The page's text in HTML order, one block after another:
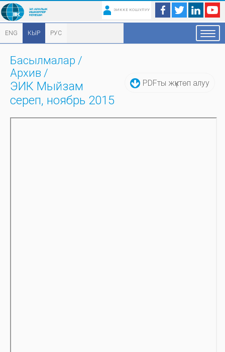
ЭИККЕ КОШУЛУУ
ENG КЫР РУС
PDFты жүктөп алуу
Басылмалар /
Архив /
ЭИК Мыйзам
сереп, ноябрь 2015